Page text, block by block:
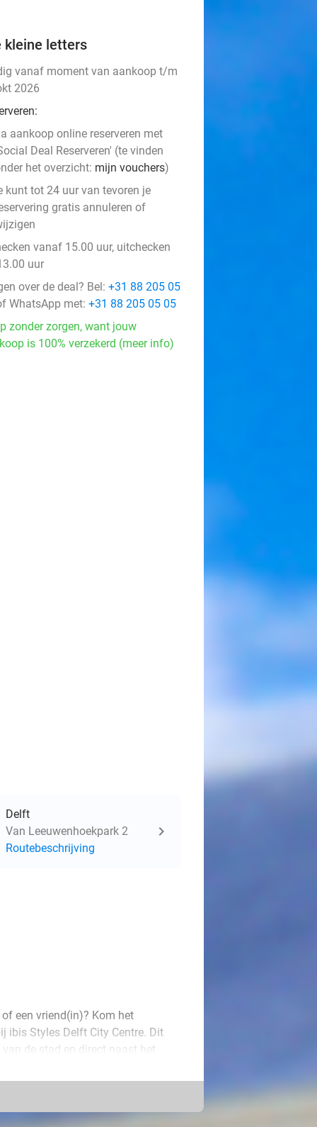
kleine letters
vanaf moment van aankoop t/m
2026
aankoop online reserveren met
Deal Reserveren' (te vinden
het overzicht: mijn vouchers)
kunt tot 24 uur van tevoren je
gratis annuleren of
vanaf 15.00 uur, uitchecken
uur
over de deal? Bel: +31 88 205 05
WhatsApp met: +31 88 205 05 05
zonder zorgen, want jouw
is 100% verzekerd (meer info)
Delft
Van Leeuwenhoekpark 2
Routebeschrijving
een vriend(in)? Kom het
ibis Styles Delft City Centre. Dit
de stad en direct naast het
de stad en meer.
dankzij de late check-out tot 13.00